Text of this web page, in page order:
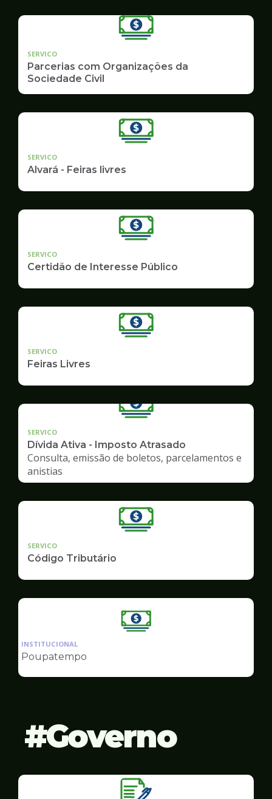
SERVICO
Parcerias com Organizações da
Sociedade Civil
SERVICO
Alvará - Feiras livres
SERVICO
Certidão de Interesse Público
SERVICO
Feiras Livres
SERVICO
Dívida Ativa - Imposto Atrasado
Consulta, emissão de boletos, parcelamentos e
anistias
SERVICO
Código Tributário
Ilustração
Finanças
INSTITUCIONAL
Poupatempo
Governo